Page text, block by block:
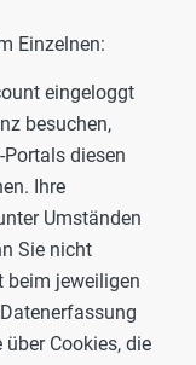
Einzelnen:
eingeloggt
besuchen,
diesen
Ihre
Umständen
Sie nicht
beim jeweiligen
Cookies, die